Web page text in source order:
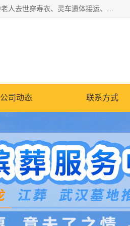
湖北殡仪一条龙,武汉殡葬一条龙,武汉办丧事服务专理红白佛事、病人临终关怀、医院或家中老人去世穿寿衣、灵车遗体接运、殡仪馆告别厅预约、办理火葬场手续、民俗丧事策划、遗体告别仪式、民俗礼仪服务、殡葬礼仪策划、陵园墓位导购、寺庙塔位择吉、往生功德策划、民俗功德策划、异地殡葬礼仪服务、异地骨灰接送返乡
公司动态 联系方式